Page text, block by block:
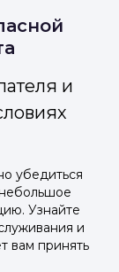
и
убедиться
Узнайте
и
вам принять